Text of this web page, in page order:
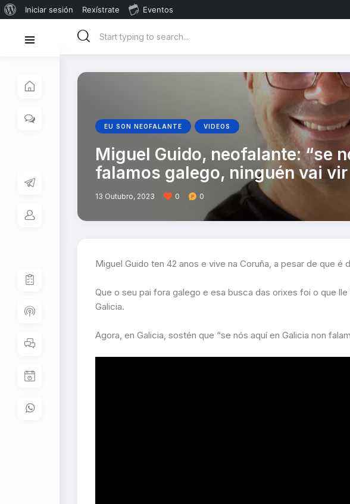
Iniciar sesión Rexístrate Eventos
EU SON NEOFALANTE VIDEOS
Miguel Guido, neofalante: “se
falamos galego, ninguén vai
13 Outubro, 2023 0 0
Miguel Guido ten 42 anos e vive na Coruña, a pesar de que é
Que o seu pai fora galego e esa busca das orixes foi o que
Galicia.
Agora, en Galicia, sostén que “se nós aquí en Galicia non